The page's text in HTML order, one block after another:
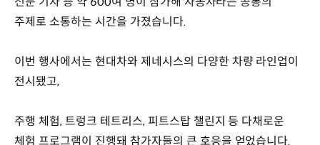
주제로 소통하는 시간을 가졌습니다.
이번 행사에서는 현대차와 제네시스의 다양한 차량 라인업이
전시됐고,
주행 체험, 트렁크 테트리스, 피트스탑 챌린지 등 다채로운
체험 프로그램이 진행돼 참가자들의 큰 호응을 얻었습니다.